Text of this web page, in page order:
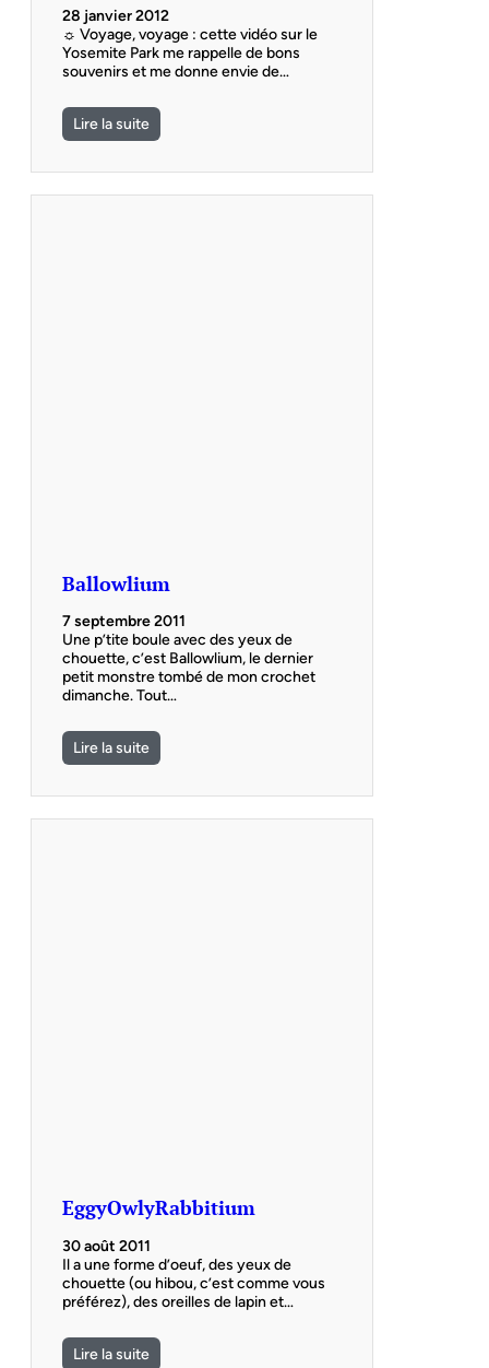
28 janvier 2012
☼ Voyage, voyage : cette vidéo sur le
Yosemite Park me rappelle de bons
souvenirs et me donne envie de…
Lire la suite
Ballowlium
7 septembre 2011
Une p’tite boule avec des yeux de
chouette, c’est Ballowlium, le dernier
petit monstre tombé de mon crochet
dimanche. Tout…
Lire la suite
EggyOwlyRabbitium
30 août 2011
Il a une forme d’oeuf, des yeux de
chouette (ou hibou, c’est comme vous
préférez), des oreilles de lapin et…
Lire la suite